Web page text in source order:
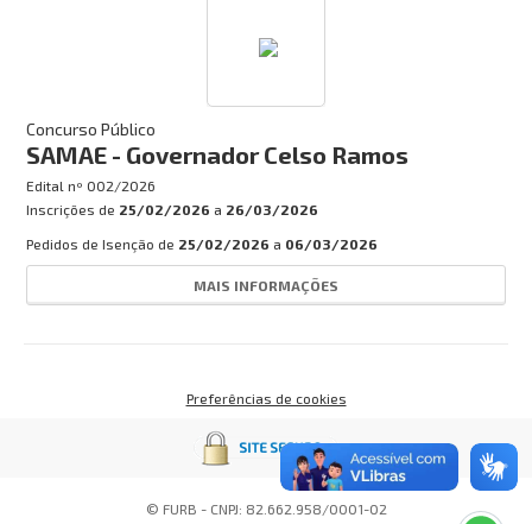
Concurso Público
SAMAE - Governador Celso Ramos
Edital nº 002/2026
Inscrições de 25/02/2026 a 26/03/2026
Pedidos de Isenção de 25/02/2026 a 06/03/2026
MAIS INFORMAÇÕES
Preferências de cookies
© FURB - CNPJ: 82.662.958/0001-02